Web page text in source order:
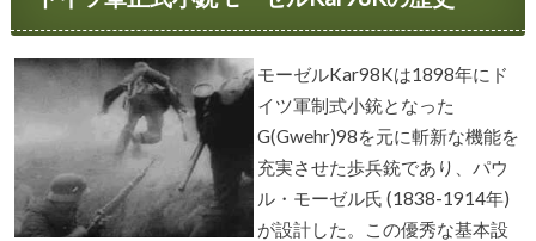
モーゼルKar98Kは1898年にド
イツ軍制式小銃となった
G(Gwehr)98を元に斬新な機能を
充実させた歩兵銃であり、パウ
ル・モーゼル氏 (1838-1914年)
が設計した。この優秀な基本設